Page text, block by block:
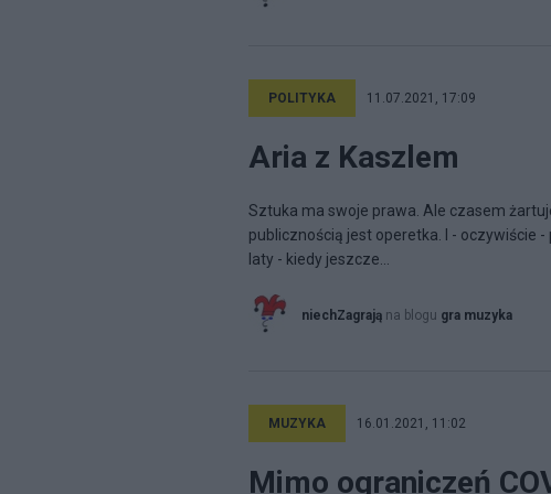
POLITYKA 11.07.2021, 17:09
Aria z Kaszlem
Sztuka ma swoje prawa. Ale czasem
publicznością jest operetka. I - oczywiście
laty - kiedy jeszcze...
niechZagrają na blogu gra muzyka
MUZYKA 16.01.2021, 11:02
Mimo ograniczeń